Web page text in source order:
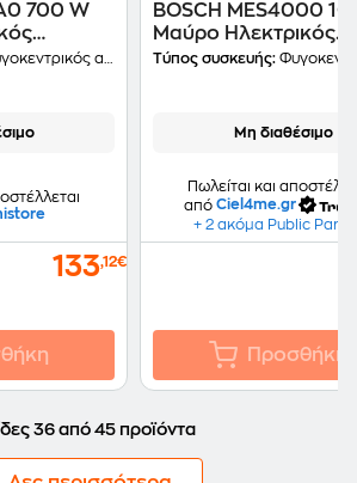
700 W
αποχυμωτής
133,12€
BOSCH MES4000
Μαύρο Ηλεκτρικός
Αποχυμωτής
Τύπος συσκευής: Φυγοκεντρικός
Μη διαθέσιμο
Πωλείται και
από Ciel4me.gr
+ 2 ακόμα Public
Προσθήκη
36 από 45 προϊόντα